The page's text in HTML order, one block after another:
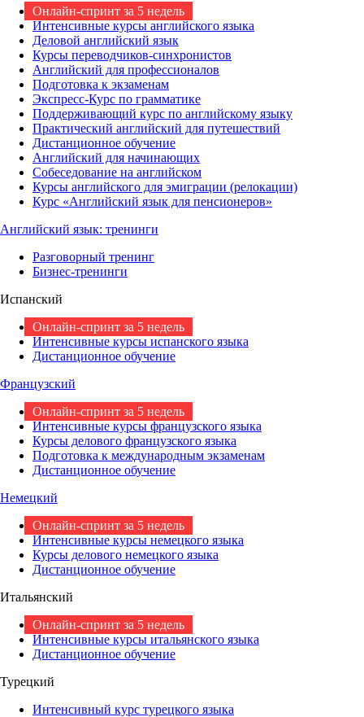
Онлайн-спринт за 5 недель
Интенсивные курсы английского языка
Деловой английский язык
Курсы переводчиков-синхронистов
Английский для профессионалов
Подготовка к экзаменам
Экспресс-Курс по грамматике
Поддерживающий курс по английскому языку
Практический английский для путешествий
Дистанционное обучение
Английский для начинающих
Собеседование на английском
Курсы английского для эмиграции (релокации)
Курс «Английский язык для пенсионеров»
Английский язык: тренинги
Разговорный тренинг
Бизнес-тренинги
Испанский
Онлайн-спринт за 5 недель
Интенсивные курсы испанского языка
Дистанционное обучение
Французский
Онлайн-спринт за 5 недель
Интенсивные курсы французского языка
Курсы делового французского языка
Подготовка к международным экзаменам
Дистанционное обучение
Немецкий
Онлайн-спринт за 5 недель
Интенсивные курсы немецкого языка
Курсы делового немецкого языка
Дистанционное обучение
Итальянский
Онлайн-спринт за 5 недель
Интенсивные курсы итальянского языка
Дистанционное обучение
Турецкий
Интенсивный курс турецкого языка